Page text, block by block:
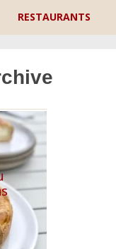
RESTAURANTS